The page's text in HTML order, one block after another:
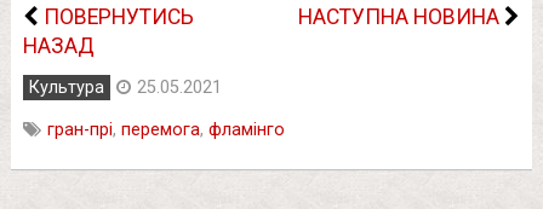
ПОВЕРНУТИСЬ
НАЗАД
НАСТУПНА НОВИНА
Культура 25.05.2021
гран-прі, перемога, фламінго